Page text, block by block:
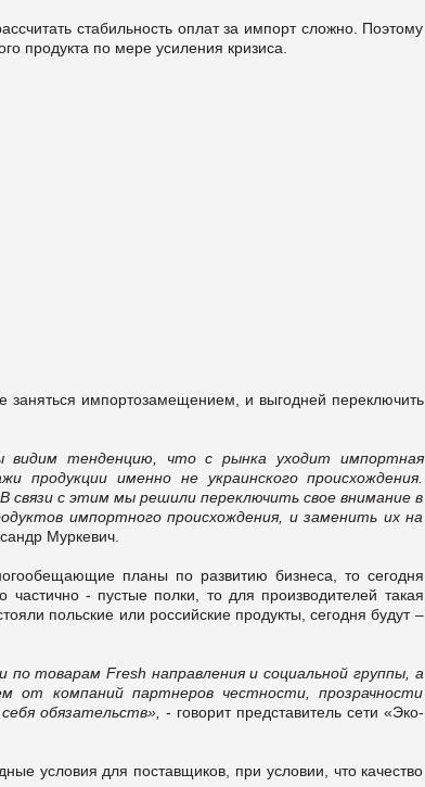
стабильность оплат за импорт сложно. Поэтому
продукта по мере усиления кризиса.
импортозамещением, и выгодней переключить
видим тенденцию, что с рынка уходит импортная
именно не украинского происхождения.
связи с этим мы решили переключить свое внимание в
импортного происхождения, и заменить их на
Муркевич.
планы по развитию бизнеса, то сегодня
- пустые полки, то для производителей такая
польские или российские продукты, сегодня будут –
по товарамFresh направления и социальной группы, а
от компаний партнеров честности, прозрачности
обязательств», - говорит представитель сети «Эко-
условия для поставщиков, при условии, что качество